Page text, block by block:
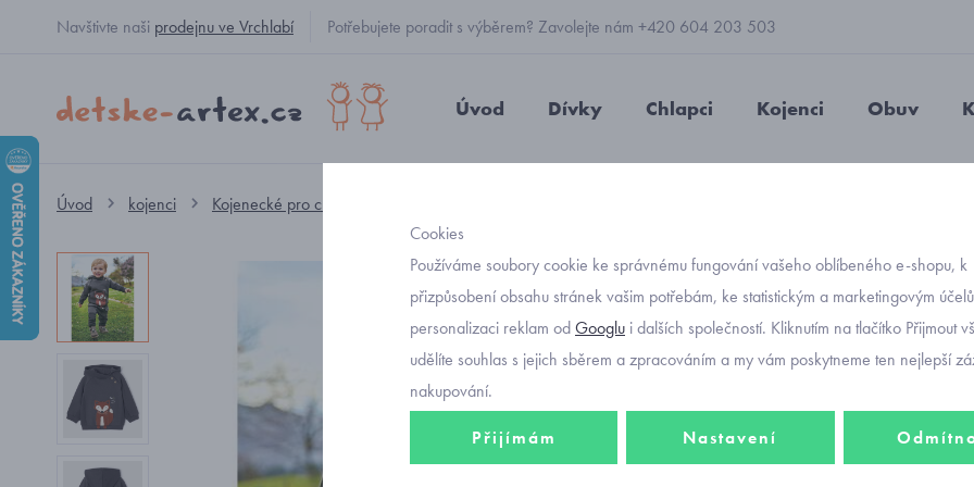
Navštivte naši prodejnu ve Vrchlabí Potřebujete poradit s výběrem? Zavolejte nám +420 604 203 503
Úvod Dívky Chlapci Kojenci Obuv
Úvod kojenci Kojenecké pro chlapečky
Objednávací
692
Cookies
Používáme soubory cookie ke správnému fungování vašeho oblíbeného e-shopu, k
přizpůsobení obsahu stránek vašim potřebám, ke statistickým a marketingovým
personalizaci reklam odGooglu i dalších společností. Kliknutím na tlačítko Přijmout
udělíte souhlas s jejich sběrem a zpracováním a my vám poskytneme ten nejlepší
nakupování.
Přijímám Nastavení